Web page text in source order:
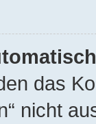
das
nicht